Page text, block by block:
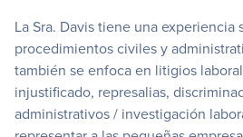
La Sra. Davis tiene una experiencia
procedimientos civiles y
también se enfoca en litigios
injustificado, represalias,
administrativos / investigación